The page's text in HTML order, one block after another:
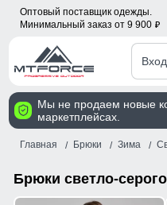
Оптовый поставщик одежды.
Минимальный заказ от 9 900 p
Вход
Мы не продаем новые
маркетплейсах.
Главная Брюки Зима
Брюки светло-